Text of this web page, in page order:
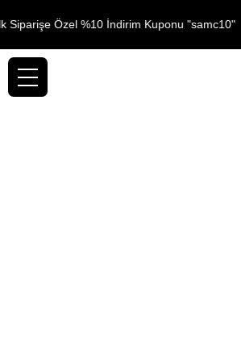
Siparişe Özel %10 İndirim Kuponu "samc10"